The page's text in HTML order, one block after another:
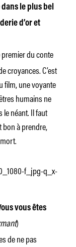
le plus bel
d’or et
du conte
croyances. C’est
film, une voyante
humains ne
le néant. Il faut
bon à prendre,
vous êtes
)
de ne pas